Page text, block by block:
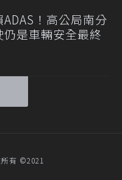
！高公局南分
是車輛安全最終
有 ©2021